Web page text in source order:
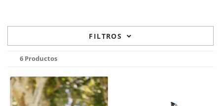
FILTROS
6 Productos